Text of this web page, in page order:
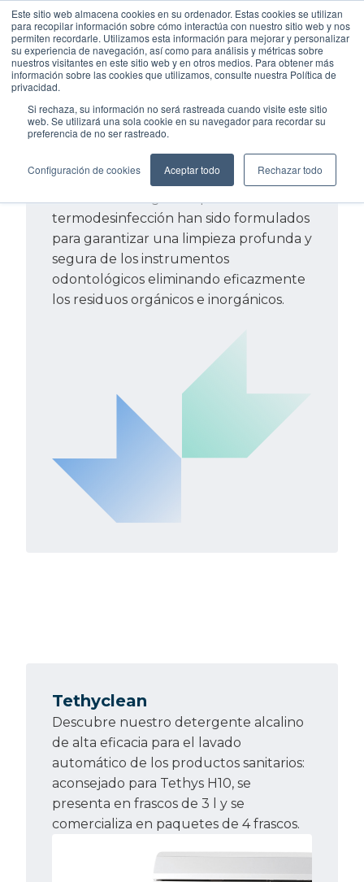
Este sitio web almacena cookies en su ordenador. Estas cookies se utilizan
para recopilar información sobre cómo interactúa con nuestro sitio web y nos
permiten recordarle. Utilizamos esta información para mejorar y personalizar
su experiencia de navegación, así como para análisis y métricas sobre
nuestros visitantes en este sitio web y en otros medios. Para obtener más
información sobre las cookies que utilizamos, consulte nuestra Política de
privacidad.
Si rechaza, su información no será rastreada cuando visite este sitio
web. Se utilizará una sola cookie en su navegador para recordar su
preferencia de no ser rastreado.
Configuración de cookies Aceptar todo Rechazar todo
Productos de
consumo
termodesinfección han sido formulados
para garantizar una limpieza profunda y
segura de los instrumentos
odontológicos eliminando eficazmente
los residuos orgánicos e inorgánicos.
Tethyclean
Descubre nuestro detergente alcalino
de alta eficacia para el lavado
automático de los productos sanitarios:
aconsejado para Tethys H10, se
presenta en frascos de 3 l y se
comercializa en paquetes de 4 frascos.